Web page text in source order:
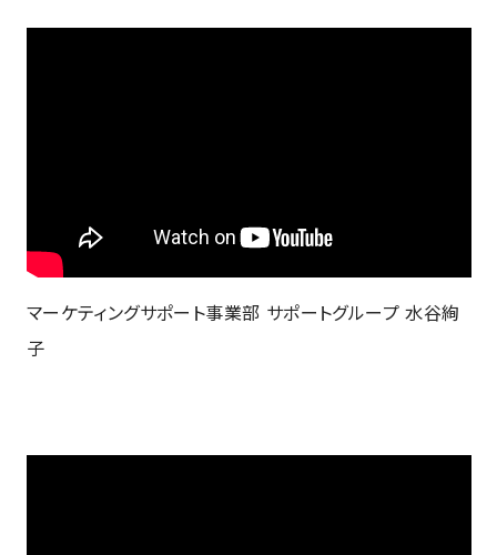
マーケティングサポート事業部 サポートグループ 水谷絢
子